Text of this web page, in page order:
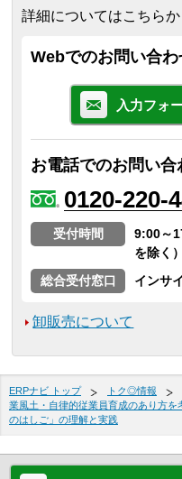
詳細についてはこちら
Webでのお問い合わ
入力フォ
お電話でのお問い合
0120-220-
受付時間
9:00～
を除く）
総合受付窓口
インサ
卸販売について
ERPナビ トップ トク◎情報
業風土・自律的従業員育成のあり方を
のはしご」の理解と実践